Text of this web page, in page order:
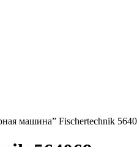
машина” Fischertechnik